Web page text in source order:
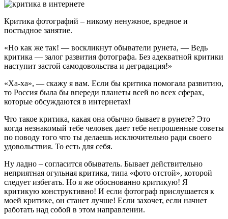
Критика фотографий – никому ненужное, вредное и
постыдное занятие.
«Но как же так! — воскликнут обыватели рунета, — Ведь
критика — залог развития фотографа. Без адекватной критики
наступит застой самодовольства и деградация!»
«Ха-ха», — скажу я вам. Если бы критика помогала развитию,
то Россия была бы впереди планеты всей во всех сферах,
которые обсуждаются в интернетах!
Что такое критика, какая она обычно бывает в рунете? Это
когда незнакомый тебе человек дает тебе непрошенные советы
по поводу того что ты делаешь исключительно ради своего
удовольствия. То есть для себя.
Ну ладно – согласится обыватель. Бывает действительно
неприятная огульная критика, типа «фото отстой», которой
следует избегать. Но я же обоснованно критикую! Я
критикую конструктивно! И если фотограф прислушается к
моей критике, он станет лучше! Если захочет, если начнет
работать над собой в этом направлении.